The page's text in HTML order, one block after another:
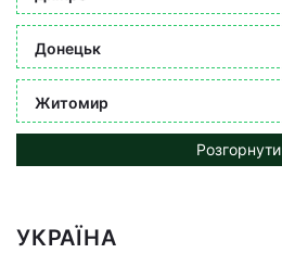
Донецьк
Житомир
Розгорнути
УКРАЇНА